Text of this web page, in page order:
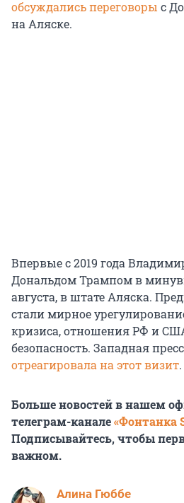
обсуждались переговоры с
на Аляске.
Впервые с 2019 года
Дональдом Трампом в
августа, в штате Аляска.
стали мирное
кризиса, отношения РФ и
безопасность. Западная
отреагировала на этот визит.
Больше новостей в нашем
телеграм-канале«Фонтанка
Подписывайтесь, чтобы
важном.
Алина Гюббе